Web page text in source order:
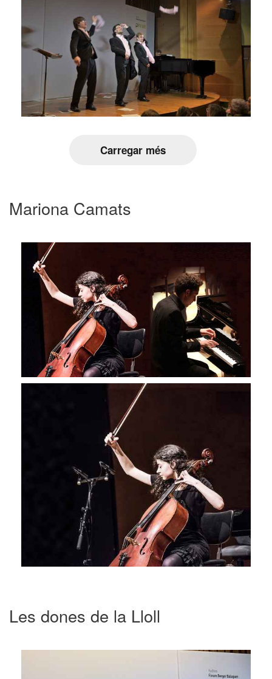
Carregar més
Mariona Camats
Les dones de la Lloll